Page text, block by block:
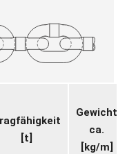
[t]
Gewicht
ca.
[kg/m]